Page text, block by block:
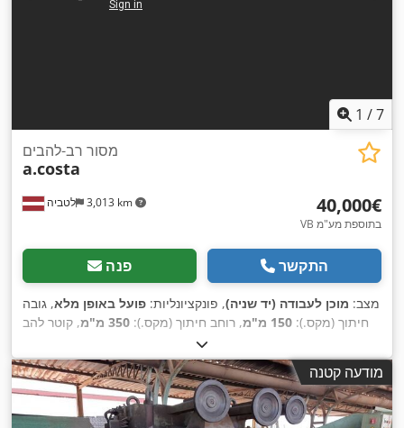
1 /7
לטביה 3,013 km
מסור רב-להבים
a.costa
‏40,000 ‏€
VB בתוספת מע"מ
פנה התקשר
מצב: מוכן לעבודה (יד שניה), פונקציונליות: פועל באופן מלא, גובה
חיתוך (מקס.): 150 מ"מ , רוחב חיתוך (מקס.): 350 מ"מ
, קוטר להב
, סוג כיוונון גובה:חשמלי
מודעה קטנה